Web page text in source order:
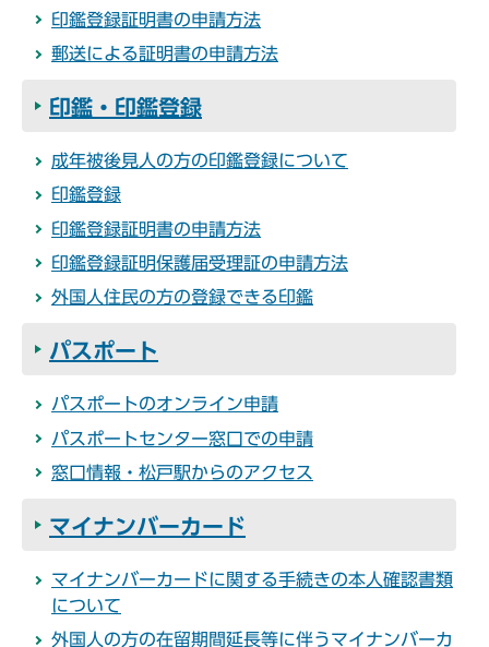
印鑑登録証明書の申請方法
郵送による証明書の申請方法
印鑑・印鑑登録
成年被後見人の方の印鑑登録について
印鑑登録
印鑑登録証明書の申請方法
印鑑登録証明保護届受理証の申請方法
外国人住民の方の登録できる印鑑
パスポート
パスポートのオンライン申請
パスポートセンター窓口での申請
窓口情報・松戸駅からのアクセス
マイナンバーカード
マイナンバーカードに関する手続きの本人確認書類
について
外国人の方の在留期間延長等に伴うマイナンバーカ